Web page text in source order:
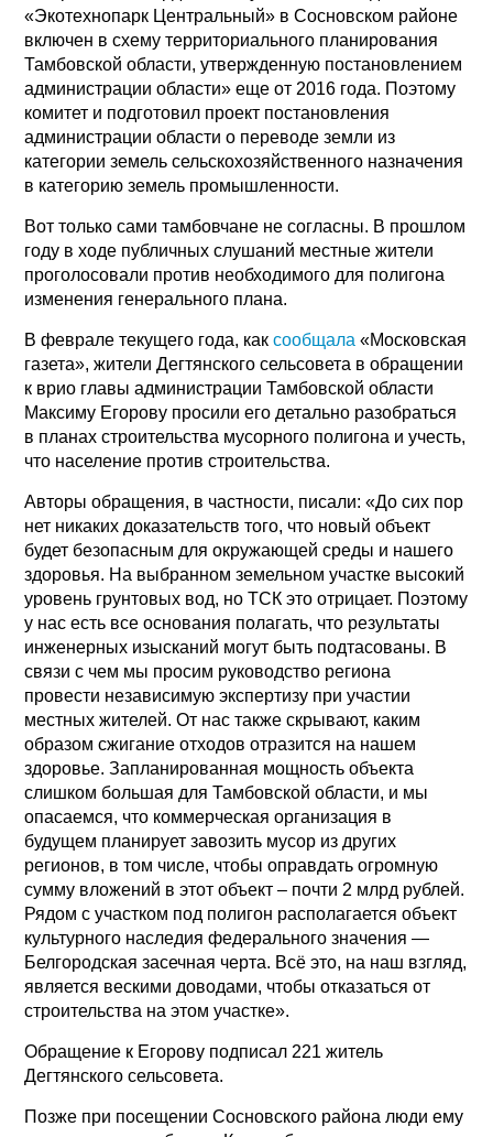
«Экотехнопарк Центральный» в Сосновском районе
включен в схему территориального планирования
Тамбовской области, утвержденную постановлением
администрации области» еще от 2016 года. Поэтому
комитет и подготовил проект постановления
администрации области о переводе земли из
категории земель сельскохозяйственного назначения
в категорию земель промышленности.
Вот только сами тамбовчане не согласны. В прошлом
году в ходе публичных слушаний местные жители
проголосовали против необходимого для полигона
изменения генерального плана.
В феврале текущего года, каксообщала «Московская
газета», жители Дегтянского сельсовета в обращении
к врио главы администрации Тамбовской области
Максиму Егорову просили его детально разобраться
в планах строительства мусорного полигона и учесть,
что население против строительства.
Авторы обращения, в частности, писали: «До сих пор
нет никаких доказательств того, что новый объект
будет безопасным для окружающей среды и нашего
здоровья. На выбранном земельном участке высокий
уровень грунтовых вод, но ТСК это отрицает. Поэтому
у нас есть все основания полагать, что результаты
инженерных изысканий могут быть подтасованы. В
связи с чем мы просим руководство региона
провести независимую экспертизу при участии
местных жителей. От нас также скрывают, каким
образом сжигание отходов отразится на нашем
здоровье. Запланированная мощность объекта
слишком большая для Тамбовской области, и мы
опасаемся, что коммерческая организация в
будущем планирует завозить мусор из других
регионов, в том числе, чтобы оправдать огромную
сумму вложений в этот объект – почти 2 млрд рублей.
Рядом с участком под полигон располагается объект
культурного наследия федерального значения —
Белгородская засечная черта. Всё это, на наш взгляд,
является вескими доводами, чтобы отказаться от
строительства на этом участке».
Обращение к Егорову подписал 221 житель
Дегтянского сельсовета.
Позже при посещении Сосновского района люди ему